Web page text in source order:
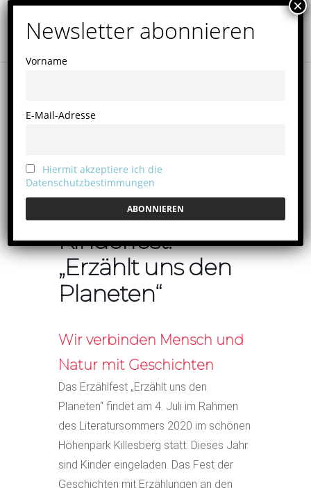
Kinderfest:
„Erzählt uns den
Planeten“
Wir verbinden Mensch und
Natur mit Geschichten
Das Erzählfest „Erzählt uns den
Planeten“ findet am 4. Juli im Rahmen
des Literatursommers 2020 im schönen
Höhenpark Killesberg statt: Dieses Jahr
sind Kinder eingeladen. Das Fest der
Geschichten mit Erzählungen an den
Vorname
E-Mail-Adresse
Hiermit akzeptiere ich die
Datenschutzbestimmungen